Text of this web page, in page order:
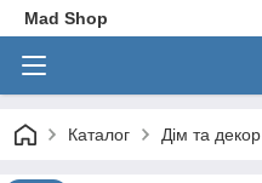
Mad Shop
Каталог Дім та декор